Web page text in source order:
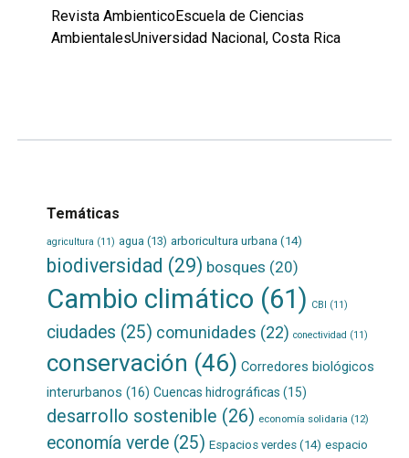
Revista AmbienticoEscuela de Ciencias
AmbientalesUniversidad Nacional, Costa Rica
Temáticas
agricultura (11) agua (13) arboricultura urbana(14)
biodiversidad (29) bosques (20)
Cambio climático (61) CBI (11)
ciudades (25) comunidades (22) conectividad (11)
conservación (46) Corredores biológicos
interurbanos (16) Cuencas hidrográficas (15)
desarrollo sostenible (26) economía solidaria (12)
economía verde(25) Espacios verdes(14) espacio